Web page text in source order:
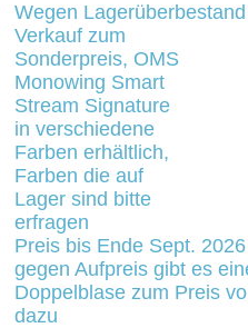
Wegen
Verkauf zum
Sonderpreis, OMS
Monowing Smart
Stream Signature
in verschiedene
Farben erhältlich,
Farben die auf
Lager sind bitte
erfragen
Preis bis Ende Sept.
gegen Aufpreis gibt es
Doppelblase zum Preis
dazu